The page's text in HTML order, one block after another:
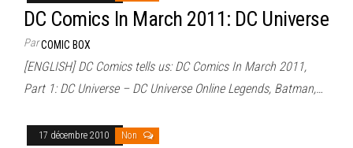
DC Comics In March 2011: DC Universe
ParCOMIC BOX
[ENGLISH] DC Comics tells us: DC Comics In March 2011,
Part 1: DC Universe – DC Universe Online Legends, Batman,…
17 décembre 2010 Non